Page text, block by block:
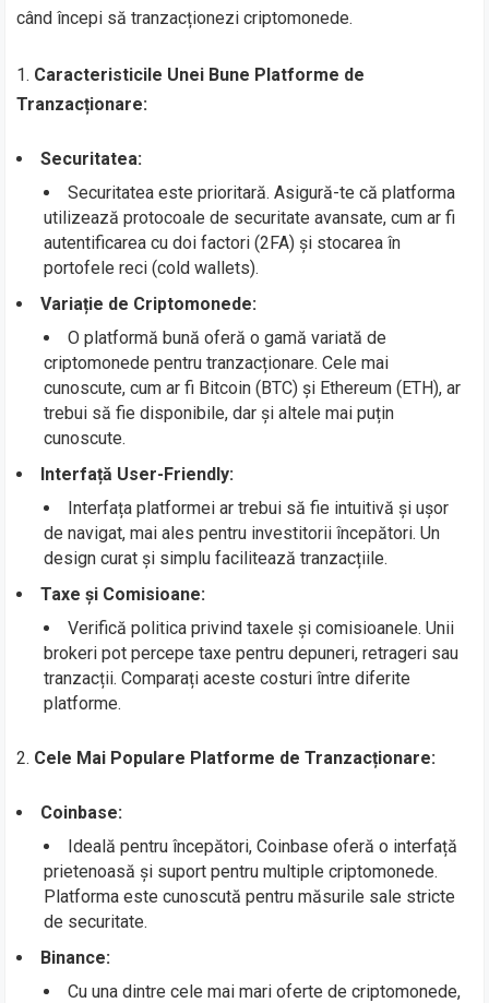
când începi să tranzacționezi criptomonede.
1. Caracteristicile Unei Bune Platforme de
Tranzacționare:
Securitatea:
Securitatea este prioritară. Asigură-te că platforma
utilizează protocoale de securitate avansate, cum ar fi
autentificarea cu doi factori (2FA) și stocarea în
portofele reci (cold wallets).
Variație de Criptomonede:
O platformă bună oferă o gamă variată de
criptomonede pentru tranzacționare. Cele mai
cunoscute, cum ar fi Bitcoin (BTC) și Ethereum (ETH), ar
trebui să fie disponibile, dar și altele mai puțin
cunoscute.
Interfață User-Friendly:
Interfața platformei ar trebui să fie intuitivă și ușor
de navigat, mai ales pentru investitorii începători. Un
design curat și simplu facilitează tranzacțiile.
Taxe și Comisioane:
Verifică politica privind taxele și comisioanele. Unii
brokeri pot percepe taxe pentru depuneri, retrageri sau
tranzacții. Comparați aceste costuri între diferite
platforme.
2. Cele Mai Populare Platforme de Tranzacționare:
Coinbase:
Ideală pentru începători, Coinbase oferă o interfață
prietenoasă și suport pentru multiple criptomonede.
Platforma este cunoscută pentru măsurile sale stricte
de securitate.
Binance:
Cu una dintre cele mai mari oferte de criptomonede,